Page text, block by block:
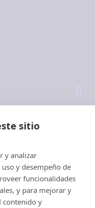
sitio
y analizar
y desempeño de
funcionalidades
y para mejorar y
contenido y